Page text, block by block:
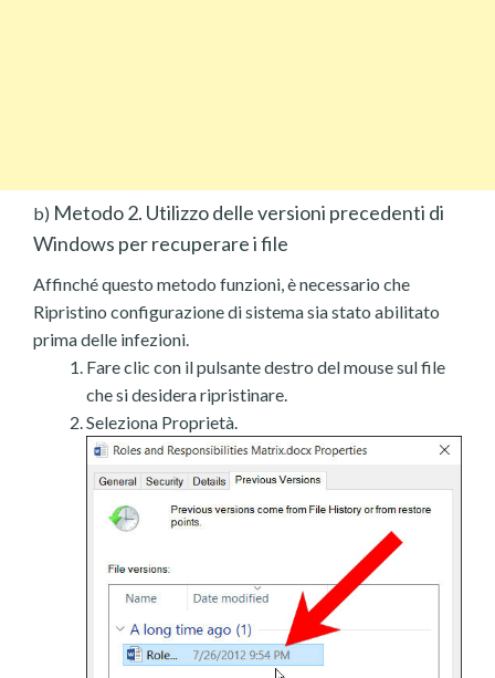
b) Metodo 2. Utilizzo delle versioni precedenti di
Windows per recuperare i file
Affinché questo metodo funzioni, è necessario che
Ripristino configurazione di sistema sia stato abilitato
prima delle infezioni.
Fare clic con il pulsante destro del mouse sul file
che si desidera ripristinare.
Seleziona Proprietà.